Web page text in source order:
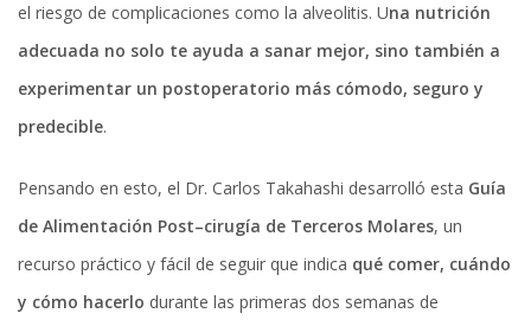
el riesgo de complicaciones como la alveolitis. Una nutrición
adecuada no solo te ayuda a sanar mejor, sino también a
experimentar un postoperatorio más cómodo, seguro y
predecible.
Pensando en esto, el Dr. Carlos Takahashi desarrolló esta Guía
de Alimentación Post–cirugía de Terceros Molares, un
recurso práctico y fácil de seguir que indica qué comer, cuándo
y cómo hacerlo durante las primeras dos semanas de